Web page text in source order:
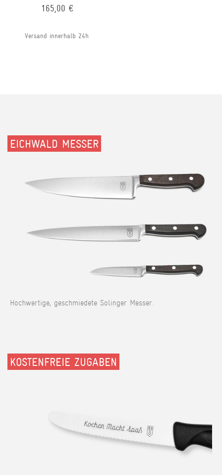
165,00 €
Versand innerhalb 24h
EICHWALD MESSER
Hochwertige, geschmiedete Solinger Messer.
KOSTENFREIE ZUGABEN